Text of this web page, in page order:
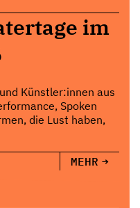
im
Künstler:innen aus
Spoken
die Lust haben,
MEHR